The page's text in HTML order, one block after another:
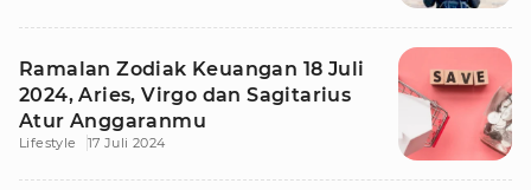
Ramalan Zodiak Keuangan 18 Juli
2024, Aries, Virgo dan Sagitarius
Atur Anggaranmu
Lifestyle 17 Juli 2024